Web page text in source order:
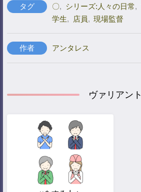
タグ 〇, シリーズ:人々の日常,
学生, 店員, 現場監督
作者 アンタレス
ヴァリアント